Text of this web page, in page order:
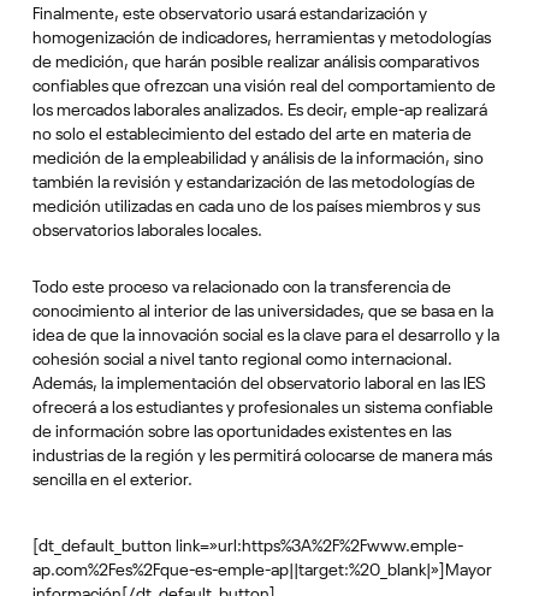
Finalmente, este observatorio usará estandarización y
homogenización de indicadores, herramientas y metodologías
de medición, que harán posible realizar análisis comparativos
confiables que ofrezcan una visión real del comportamiento de
los mercados laborales analizados. Es decir, emple-ap realizará
no solo el establecimiento del estado del arte en materia de
medición de la empleabilidad y análisis de la información, sino
también la revisión y estandarización de las metodologías de
medición utilizadas en cada uno de los países miembros y sus
observatorios laborales locales.
Todo este proceso va relacionado con la transferencia de
conocimiento al interior de las universidades, que se basa en la
idea de que la innovación social es la clave para el desarrollo y la
cohesión social a nivel tanto regional como internacional.
Además, la implementación del observatorio laboral en las IES
ofrecerá a los estudiantes y profesionales un sistema confiable
de información sobre las oportunidades existentes en las
industrias de la región y les permitirá colocarse de manera más
sencilla en el exterior.
[dt_default_button link=»url:https%3A%2F%2Fwww.emple-
ap.com%2Fes%2Fque-es-emple-ap||target:%20_blank|»]Mayor